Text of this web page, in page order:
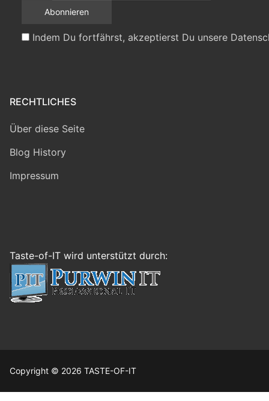
Indem Du fortfährst, akzeptierst Du unsere
RECHTLICHES
Über diese Seite
Blog History
Impressum
Taste-of-IT wird unterstützt durch:
Copyright © 2026 TASTE-OF-IT